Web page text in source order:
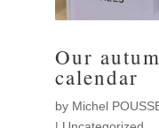
Our
calendar
by Michel